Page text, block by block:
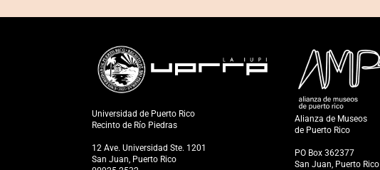
Universidad de Puerto Rico
Recinto de Río Piedras
12 Ave. Universidad Ste. 1201
San Juan, Puerto Rico
Alianza de Museos
de Puerto Rico
PO Box 362377
San Juan, Puerto Rico